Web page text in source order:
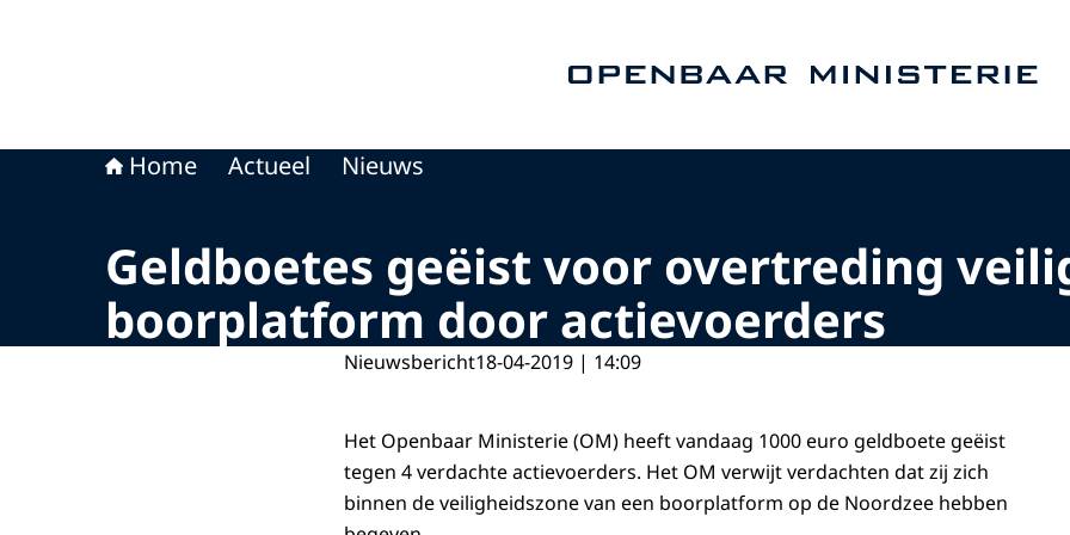
Home Actueel Nieuws
Geldboetes geëist voor overtreding
boorplatform door actievoerders
Nieuwsbericht18-04-2019 | 14:09
Het Openbaar Ministerie (OM) heeft vandaag 1000 euro geldboete geëist
tegen 4 verdachte actievoerders. Het OM verwijt verdachten dat zij zich
binnen de veiligheidszone van een boorplatform op de Noordzee hebben